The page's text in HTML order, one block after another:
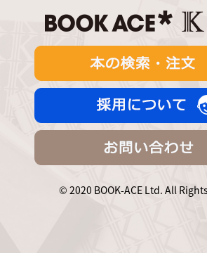
© 2020 BOOK-ACE Ltd. All